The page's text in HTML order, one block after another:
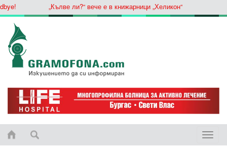
„Кълве ли?“ вече е в книжарници „Хеликон“
Toggle